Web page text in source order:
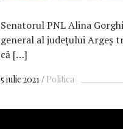
Senatorul PNL Alina
general al judeţului Argeş
că […]
5 iulie 2021 Politica